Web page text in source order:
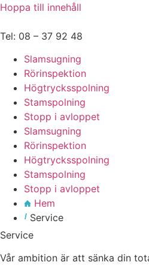
Hoppa till innehåll
Tel: 08 – 37 92 48
Slamsugning
Rörinspektion
Högtrycksspolning
Stamspolning
Stopp i avloppet
Slamsugning
Rörinspektion
Högtrycksspolning
Stamspolning
Stopp i avloppet
Hem
/ Service
Service
Vår ambition är att sänka din